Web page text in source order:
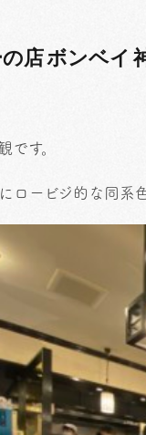
の店 ボンベイ
です。
ロービジ的な同系